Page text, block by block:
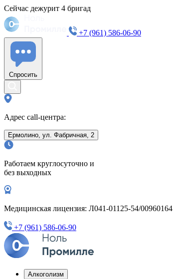
Сейчас дежурит 4 бригад
+7 (961) 586-06-90
Спросить
Адрес call-центра:
Ермолино, ул. Фабричная, 2
Работаем круглосуточно и
без выходных
Медицинская лицензия: Л041-01125-54/00960164
+7 (961) 586-06-90
Алкоголизм